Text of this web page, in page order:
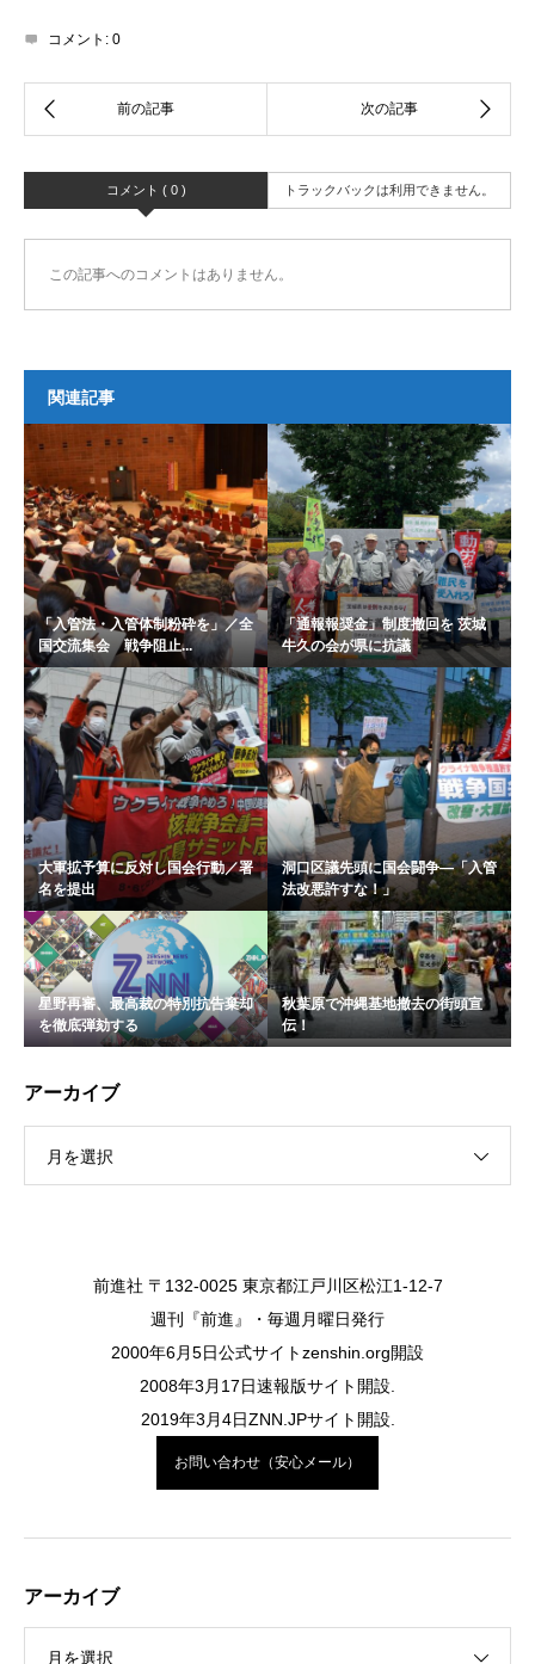
コメント: 0
コメント ( 0 ) トラックバックは利用できません。
この記事へのコメントはありません。
関連記事
「入管法・入管体制粉砕を」／全
国交流集会 戦争阻止...
「通報報奨金」制度撤回を 茨城
牛久の会が県に抗議
大軍拡予算に反対し国会行動／署
名を提出
洞口区議先頭に国会闘争―「入管
法改悪許すな！」
星野再審、最高裁の特別抗告棄却
を徹底弾劾する
秋葉原で沖縄基地撤去の街頭宣
伝！
アーカイブ
月を選択
前進社 〒132-0025 東京都江戸川区松江1-12-7
週刊『前進』・毎週月曜日発行
2000年6月5日公式サイトzenshin.org開設
2008年3月17日速報版サイト開設.
2019年3月4日ZNN.JPサイト開設.
お問い合わせ（安心メール）
アーカイブ
月を選択